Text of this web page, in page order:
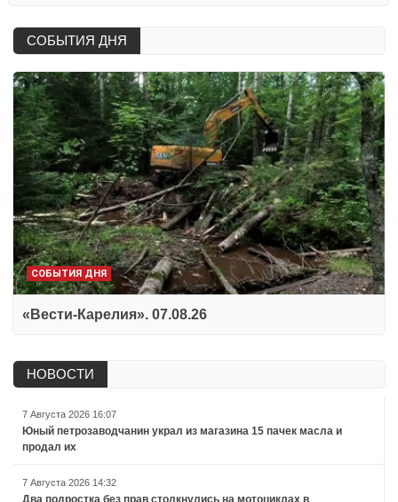
СОБЫТИЯ ДНЯ
СОБЫТИЯ ДНЯ
«Вести-Карелия». 07.08.26
НОВОСТИ
7 Августа 2026 16:07
Юный петрозаводчанин украл из магазина 15 пачек масла и
продал их
7 Августа 2026 14:32
Два подростка без прав столкнулись на мотоциклах в